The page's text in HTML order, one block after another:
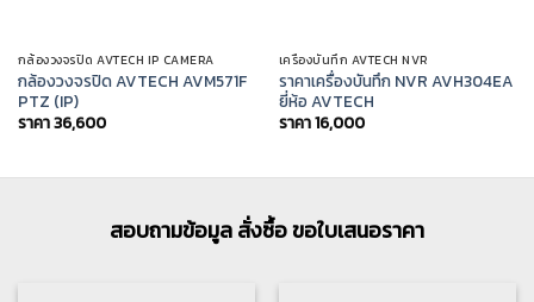
กล้องวงจรปิด AVTECH IP CAMERA
กล้องวงจรปิด AVTECH AVM571F
PTZ (IP)
ราคา36,600
เครื่องบันทึก AVTECH NVR
ราคาเครื่องบันทึก NVR AVH304EA
ยี่ห้อ AVTECH
ราคา16,000
สอบถามข้อมูล สั่งซื้อ ขอใบเสนอราคา